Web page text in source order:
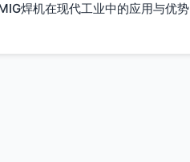
焊机在现代工业中的应用与优势